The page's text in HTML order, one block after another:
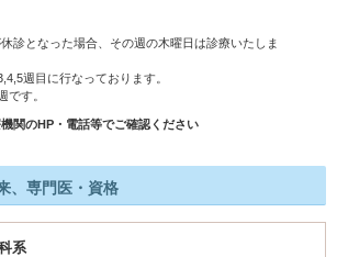
診となった場合、その週の木曜日は診療いたしま
週目に行なっております。
です。
関のHP・電話等でご確認ください
、専門医・資格
系